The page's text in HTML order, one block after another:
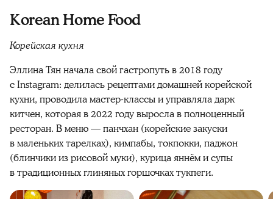
Korean Home Food
Корейская кухня
Эллина Тян начала свой гастропуть в 2018 году
с Instagram: делилась рецептами домашней корейской
кухни, проводила мастер-классы и управляла дарк
китчен, которая в 2022 году выросла в полноценный
ресторан. В меню — панчхан (корейские закуски
в маленьких тарелках), кимпабы, токпокки, паджон
(блинчики из рисовой муки), курица яннём и супы
в традиционных глиняных горшочках тукпеги.